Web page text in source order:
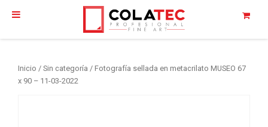
Inicio / Sin categoría / Fotografía sellada en metacrilato MUSEO 67
x 90 – 11-03-2022